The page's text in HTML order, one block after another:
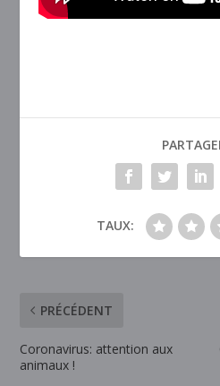
TAUX:
PRÉCÉDENT
Coronavirus: attention aux
animaux !